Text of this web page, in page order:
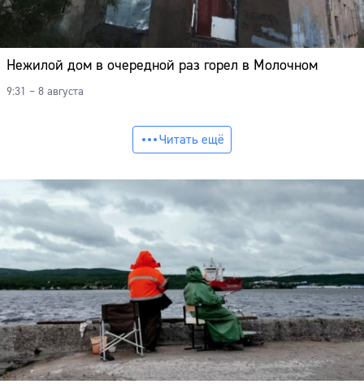
Нежилой дом в очередной раз горел в Молочном
9:31 – 8 августа
Читать ещё